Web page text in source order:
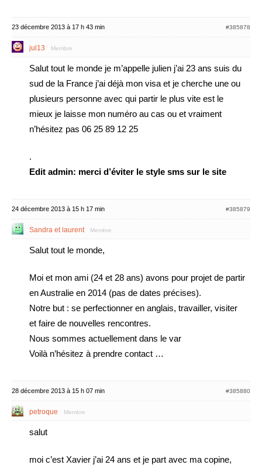
23 décembre 2013 à 17 h 43 min #385878
jul13 Membre
Salut tout le monde je m’appelle julien j’ai 23 ans suis du
sud de la France j’ai déjà mon visa et je cherche une ou
plusieurs personne avec qui partir le plus vite est le
mieux je laisse mon numéro au cas ou et vraiment
n’hésitez pas 06 25 89 12 25
.
Edit admin: merci d’éviter le style sms sur le site
24 décembre 2013 à 15 h 17 min #385879
Sandra et laurent Membre
Salut tout le monde,
Moi et mon ami (24 et 28 ans) avons pour projet de partir
en Australie en 2014 (pas de dates précises).
Notre but : se perfectionner en anglais, travailler, visiter
et faire de nouvelles rencontres.
Nous sommes actuellement dans le var
Voilà n’hésitez à prendre contact …
28 décembre 2013 à 15 h 07 min #385880
petroque Membre
salut
moi c’est Xavier j’ai 24 ans et je part avec ma copine,